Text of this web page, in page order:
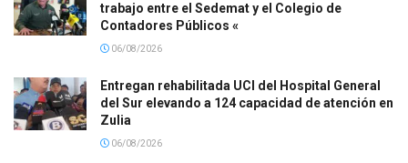
trabajo entre el Sedemat y el Colegio de
Contadores Públicos «
06/08/2026
Entregan rehabilitada UCI del Hospital General
del Sur elevando a 124 capacidad de atención en
Zulia
06/08/2026